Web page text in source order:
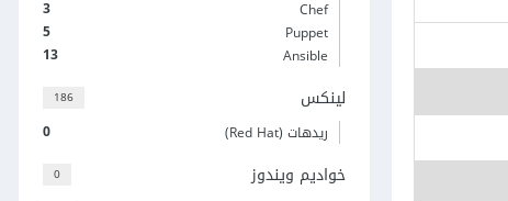
3
Chef
5
Puppet
13
Ansible
186 لينكس
0 ريدهات (Red Hat)
0 خواديم ويندوز